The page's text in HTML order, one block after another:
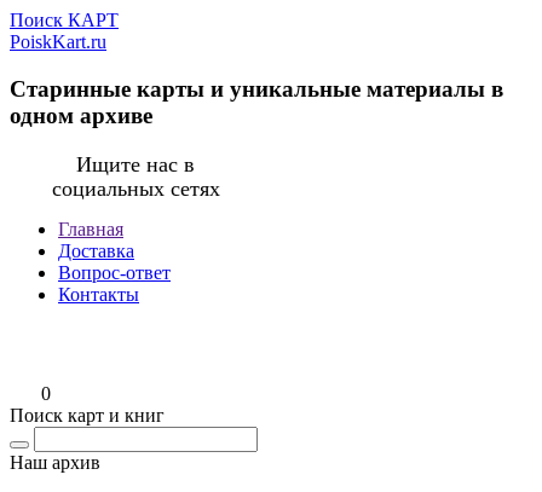
Поиск КАРТ
PoiskKart.ru
Старинные карты и уникальные материалы в
одном архиве
Ищите нас в
социальных сетях
Главная
Доставка
Вопрос-ответ
Контакты
0
Поиск карт и книг
Наш архив